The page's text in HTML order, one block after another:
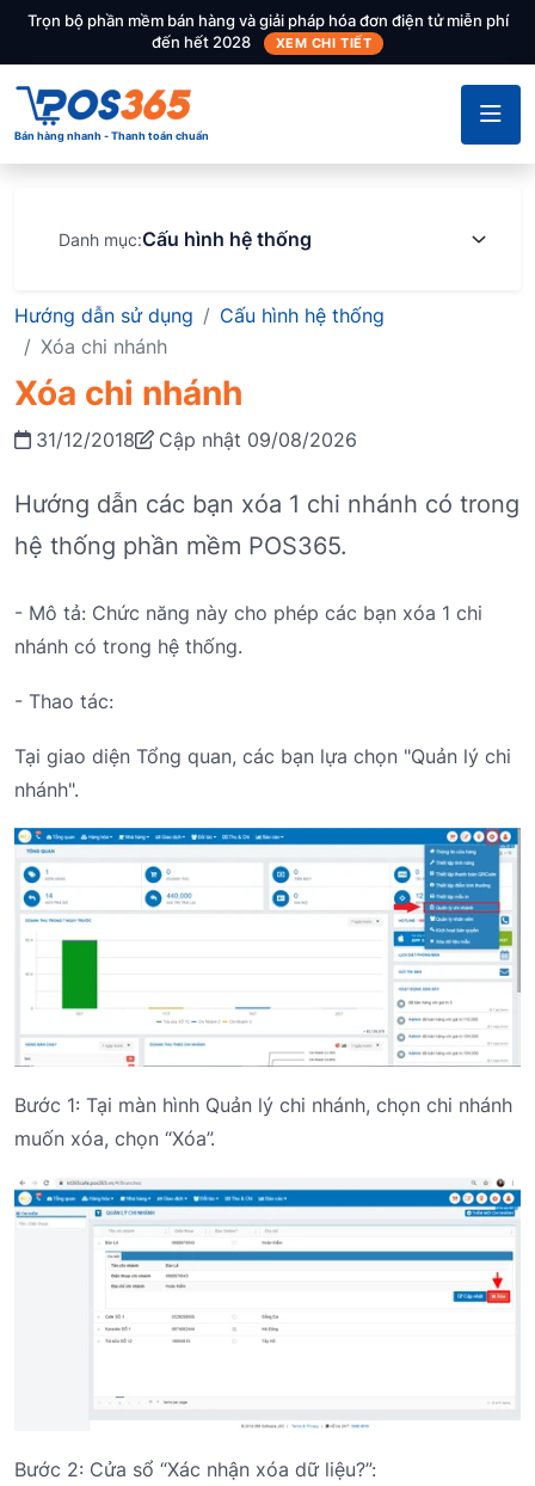
Trọn bộ phần mềm bán hàng và giải pháp hóa đơn điện tử miễn phí
đến hết 2028
XEM CHI TIẾT
Bán hàng nhanh - Thanh toán chuẩn
Danh mục:Cấu hình hệ thống
Hướng dẫn sử dụng
Cấu hình hệ thống
Xóa chi nhánh
Xóa chi nhánh
31/12/2018 Cập nhật 09/08/2026
Hướng dẫn các bạn xóa 1 chi nhánh có trong
hệ thống phần mềm POS365.
- Mô tả: Chức năng này cho phép các bạn xóa 1 chi
nhánh có trong hệ thống.
- Thao tác:
Tại giao diện Tổng quan, các bạn lựa chọn "Quản lý chi
nhánh".
Bước 1: Tại màn hình Quản lý chi nhánh, chọn chi nhánh
muốn xóa, chọn “Xóa”.
Bước 2: Cửa sổ “Xác nhận xóa dữ liệu?”: